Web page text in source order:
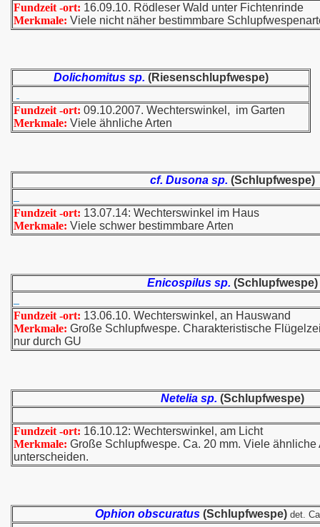
Fundzeit -ort: 16.09.10. Rödleser Wald unter Fichtenrinde
Merkmale: Viele nicht näher bestimmbare
Dolichomitus sp. (Riesenschlupfwespe)
Fundzeit -ort: 09.10.2007. Wechterswinkel, im Garten
Merkmale: Viele ähnliche Arten
cf. Dusona sp. (Schlupfwespe)
Fundzeit -ort: 13.07.14: Wechterswinkel im Haus
Merkmale: Viele schwer bestimmbare Arten
Enicospilus sp. (Schlupfwespe)
Fundzeit -ort: 13.06.10. Wechterswinkel, an Hauswand
Merkmale: Große Schlupfwespe. Charakteristische
nur durch GU
Netelia sp. (Schlupfwespe)
Fundzeit -ort: 16.10.12: Wechterswinkel, am Licht
Merkmale: Große Schlupfwespe. Ca. 20 mm. Viele ähnliche
unterscheiden.
Ophion obscuratus(Schlupfwespe) det.